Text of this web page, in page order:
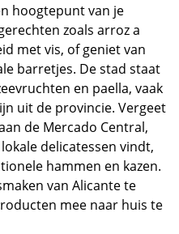
hoogtepunt van je
zoals arroz a
met vis, of geniet van
barretjes. De stad staat
en paella, vaak
uit de provincie. Vergeet
de Mercado Central,
delicatessen vindt,
hammen en kazen.
van Alicante te
mee naar huis te